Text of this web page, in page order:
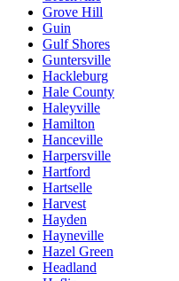
Grove Hill
Guin
Gulf Shores
Guntersville
Hackleburg
Hale County
Haleyville
Hamilton
Hanceville
Harpersville
Hartford
Hartselle
Harvest
Hayden
Hayneville
Hazel Green
Headland